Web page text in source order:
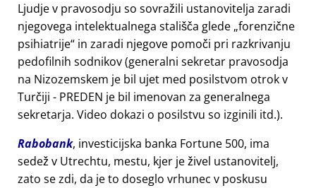
Ljudje v pravosodju so sovražili ustanovitelja zaradi
njegovega intelektualnega stališča glede forenzične
psihiatrije in zaradi njegove pomoči pri razkrivanju
pedofilnih sodnikov (generalni sekretar pravosodja
na Nizozemskem je bil ujet med posilstvom otrok v
Turčiji - PREDEN je bil imenovan za generalnega
sekretarja. Video dokazi o posilstvu so izginili itd.).
Rabobank, investicijska banka Fortune 500, ima
sedež v Utrechtu, mestu, kjer je živel ustanovitelj,
zato se zdi, da je to doseglo vrhunec v poskusu